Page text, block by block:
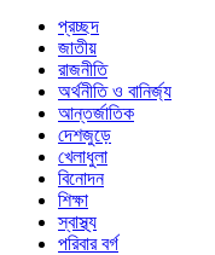
প্রচ্ছদ
জাতীয়
রাজনীতি
অর্থনীতি ও বানির্জ্য
আন্তর্জাতিক
দেশজুড়ে
খেলাধুলা
বিনোদন
শিক্ষা
স্বাস্থ্য
পরিবার বর্গ